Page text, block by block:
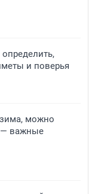
и поверья
можно
— важные